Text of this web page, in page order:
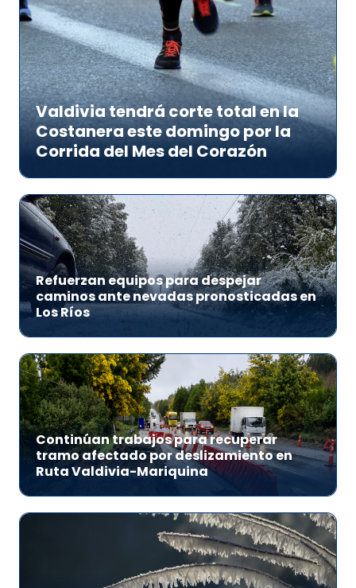
Valdivia tendrá corte total en la
Costanera este domingo por la
Corrida del Mes del Corazón
Refuerzan equipos para despejar
caminos ante nevadas pronosticadas en
Los Ríos
Continúan trabajos para recuperar
tramo afectado por deslizamiento en
Ruta Valdivia-Mariquina